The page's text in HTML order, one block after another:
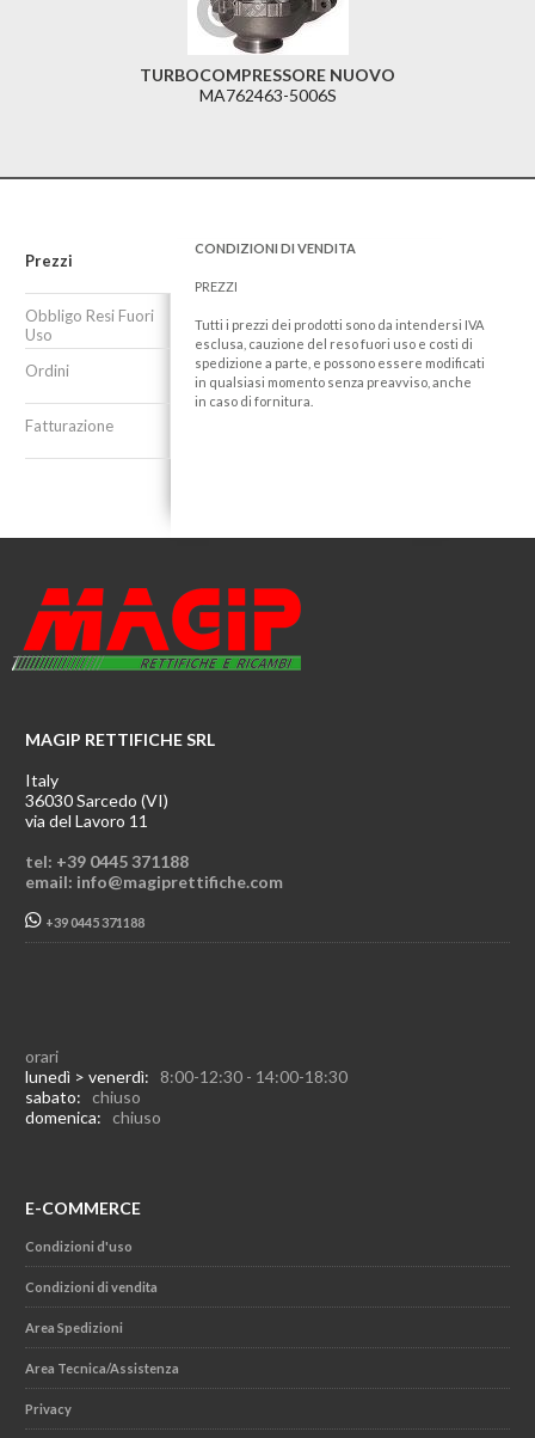
TURBOCOMPRESSORE NUOVO
MA762463-5006S
Prezzi
Obbligo Resi Fuori
Uso
Ordini
Fatturazione
CONDIZIONI DI VENDITA
PREZZI
Tutti i prezzi dei prodotti sono da intendersi IVA
esclusa, cauzione del reso fuori uso e costi di
spedizione a parte, e possono essere modificati
in qualsiasi momento senza preavviso, anche
in caso di fornitura.
MAGIP RETTIFICHE SRL
Italy
36030 Sarcedo (VI)
via del Lavoro 11
tel: +39 0445 371188
email: info@magiprettifiche.com
+39 0445 371188
orari
lunedì > venerdì: 8:00-12:30 - 14:00-18:30
sabato: chiuso
domenica: chiuso
E-COMMERCE
Condizioni d'uso
Condizioni di vendita
Area Spedizioni
Area Tecnica/Assistenza
Privacy